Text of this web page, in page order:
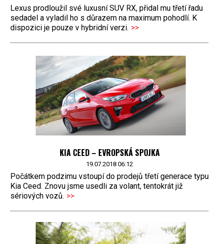
Lexus prodloužil své luxusní SUV RX, přidal mu třetí řadu
sedadel a vyladil ho s důrazem na maximum pohodlí. K
dispozici je pouze v hybridní verzi. >>
KIA CEED – EVROPSKÁ SPOJKA
19.07.2018 06:12
Počátkem podzimu vstoupí do prodejů třetí generace typu
Kia Ceed. Znovu jsme usedli za volant, tentokrát již
sériových vozů. >>